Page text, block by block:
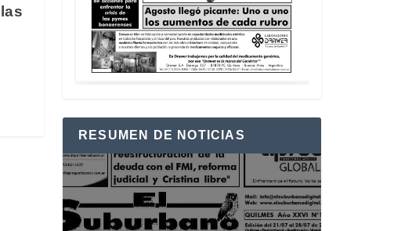
RESUMEN DE NOTICIAS
Reproductor
de
vídeo